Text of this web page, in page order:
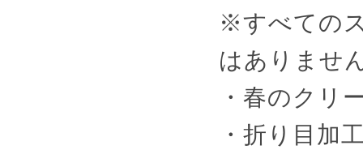
※すべての
はありませ
・春のクリ
・折り目加